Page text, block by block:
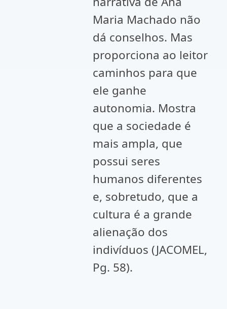
Maria Machado não
dá conselhos. Mas
proporciona ao leitor
caminhos para que
ele ganhe
autonomia. Mostra
que a sociedade é
mais ampla, que
possui seres
humanos diferentes
e, sobretudo, que a
cultura é a grande
alienação dos
indivíduos (JACOMEL,
Pg. 58).